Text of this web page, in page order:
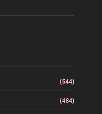
(544)
(484)